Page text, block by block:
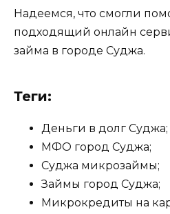
Надеемся, что смогли
подходящий онлайн
займа в городе Суджа.
Теги:
Деньги в долг Суджа;
МФО город Суджа;
Суджа микрозаймы;
Займы город Суджа;
Микрокредиты на